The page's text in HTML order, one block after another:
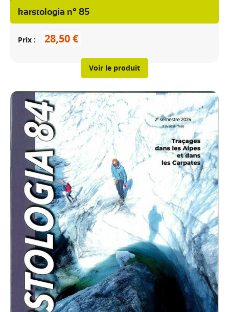
karstologia n° 85
Prix 28,50 €
Voir le produit